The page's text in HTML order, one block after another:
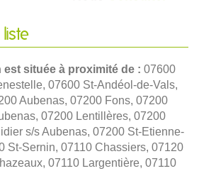
est située à proximité de : 07600
07600 St-Andéol-de-Vals,
Aubenas, 07200 Fons, 07200
07200 Lentillères, 07200
s/s Aubenas, 07200 St-Etienne-
St-Sernin, 07110 Chassiers, 07120
07110 Largentière, 07110